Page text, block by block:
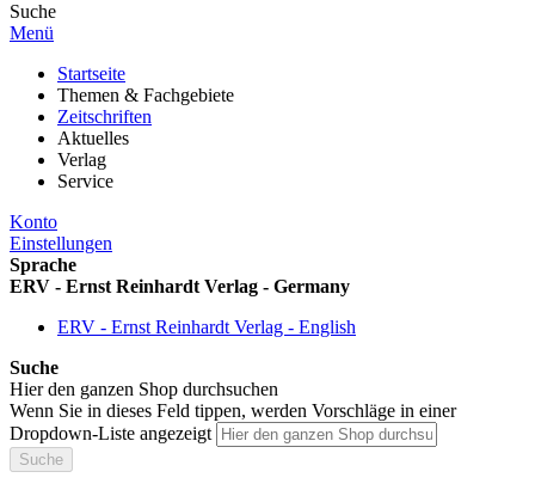
Suche
Menü
Startseite
Themen & Fachgebiete
Zeitschriften
Aktuelles
Verlag
Service
Konto
Einstellungen
Sprache
ERV - Ernst Reinhardt Verlag - Germany
ERV - Ernst Reinhardt Verlag - English
Suche
Hier den ganzen Shop durchsuchen
Wenn Sie in dieses Feld tippen, werden Vorschläge in einer
Dropdown-Liste angezeigt
Suche